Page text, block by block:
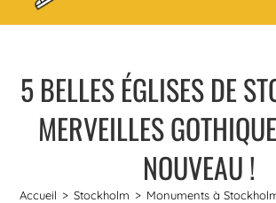
5 BELLES ÉGLISES DE
MERVEILLES
NOUVEAU !
Accueil > Stockholm > Monuments à